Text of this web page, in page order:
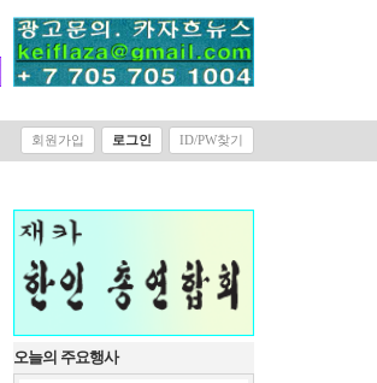
회원가입 로그인 ID/PW찾기
오늘의 주요행사